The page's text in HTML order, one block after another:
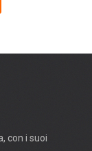
con i suoi